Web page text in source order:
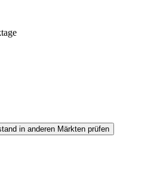
in anderen Märkten prüfen